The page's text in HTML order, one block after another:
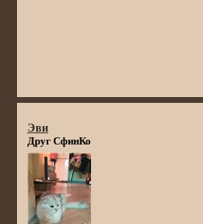
Эви
Друг СфинКо